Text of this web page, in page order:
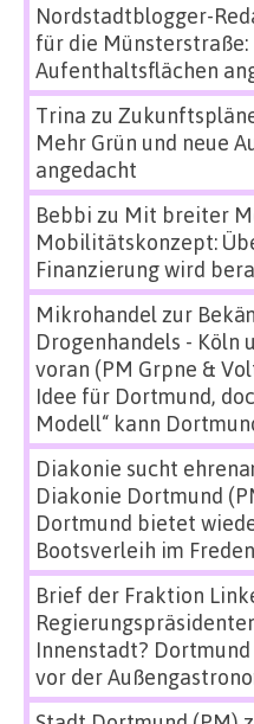
Nordstadtblogger-
für die Münsterstraße:
Aufenthaltsflächen
Trina zu
Mehr Grün und neue
angedacht
Bebbi zu Mit breiter
Mobilitätskonzept:
Finanzierung wird
Mikrohandel zur
Drogenhandels - Köln
voran (PM Grpne &
Idee für Dortmund,
Modell“ kann
Diakonie sucht
Diakonie Dortmund
Dortmund bietet
Bootsverleih im
Brief der Fraktion
Innenstadt?
vor der